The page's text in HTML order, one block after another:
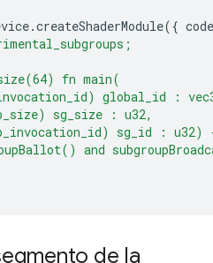
.createShaderModule({ code
fn main(
global_id :
sg_size : u32,
sg_id : u32)
and
de la